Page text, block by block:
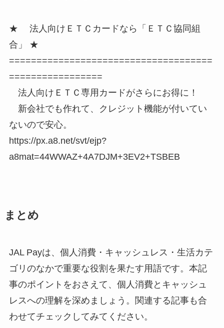
★ 法人向けＥＴＣカードなら「ＥＴＣ協同組
合」 ★
=====================================
=================
法人向けＥＴＣ専用カードがさらにお得に！
新会社でも作れて、クレジット機能が付いてい
ないので安心。
https://px.a8.net/svt/ejp?
a8mat=44WWAZ+4A7DJM+3EV2+TSBEB
まとめ
JAL Payは、個人消費・キャッシュレス・生活カテ
ゴリのなかで重要な役割を果たす用語です。本記
事のポイントをおさえて、個人消費とキャッシュ
レスへの理解を深めましょう。関連する記事も合
わせてチェックしてみてください。